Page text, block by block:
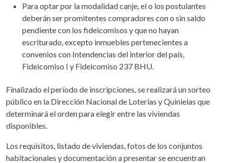
Para optar por la modalidad canje, el o los postulantes
deberán ser promitentes compradores con o sin saldo
pendiente con los fideicomisos y que no hayan
escriturado, excepto inmuebles pertenecientes a
convenios con Intendencias del interior del país,
Fideicomiso I y Fideicomiso 237 BHU.
Finalizado el período de inscripciones, se realizará un sorteo
público en la Dirección Nacional de Loterías y Quinielas que
determinará el orden para elegir entre las viviendas
disponibles.
Los requisitos, listado de viviendas, fotos de los conjuntos
habitacionales y documentación a presentar se encuentran